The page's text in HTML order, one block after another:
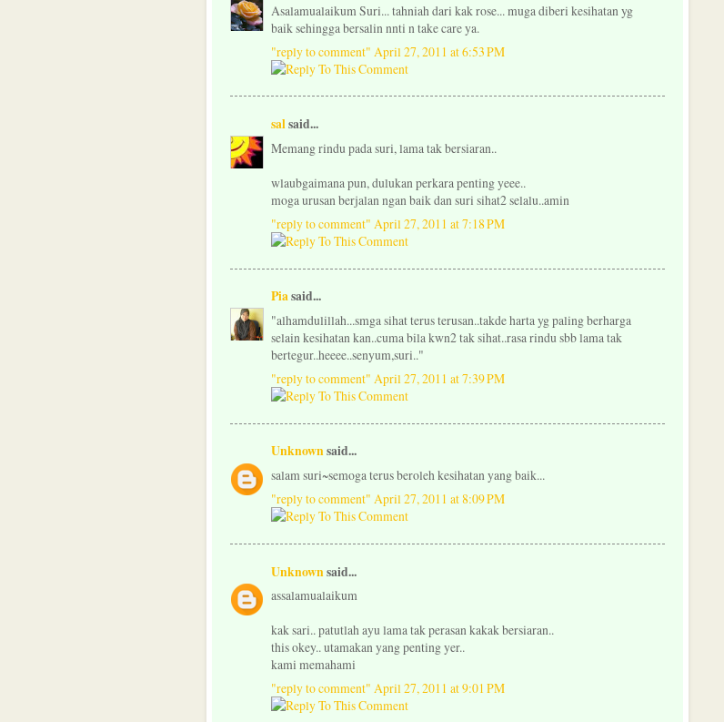
Asalamualaikum Suri... tahniah dari kak rose... muga diberi kesihatan yg
baik sehingga bersalin nnti n take care ya.
"reply to comment" April 27, 2011 at 6:53 PM
salsaid...
Memang rindu pada suri, lama tak bersiaran..
wlaubgaimana pun, dulukan perkara penting yeee..
moga urusan berjalan ngan baik dan suri sihat2 selalu..amin
"reply to comment" April 27, 2011 at 7:18 PM
Piasaid...
"alhamdulillah...smga sihat terus terusan..takde harta yg paling berharga
selain kesihatan kan..cuma bila kwn2 tak sihat..rasa rindu sbb lama tak
bertegur..heeee..senyum,suri.."
"reply to comment" April 27, 2011 at 7:39 PM
Unknownsaid...
salam suri~semoga terus beroleh kesihatan yang baik...
"reply to comment" April 27, 2011 at 8:09 PM
Unknownsaid...
assalamualaikum
kak sari.. patutlah ayu lama tak perasan kakak bersiaran..
this okey.. utamakan yang penting yer..
kami memahami
"reply to comment" April 27, 2011 at 9:01 PM